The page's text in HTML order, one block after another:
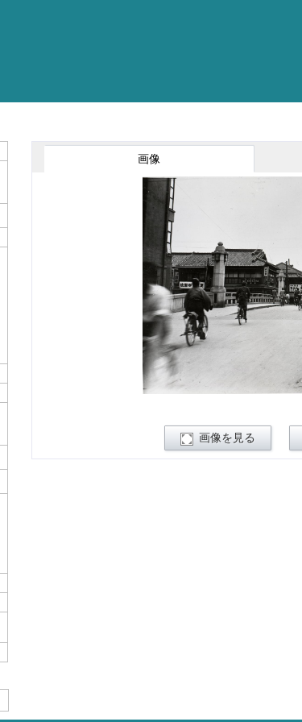
画像
画像を見る